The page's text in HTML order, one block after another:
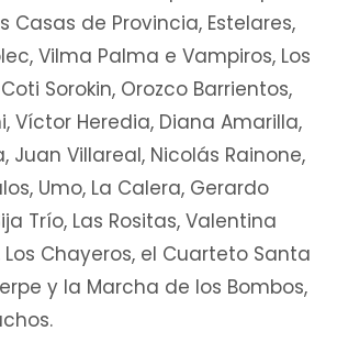
Casas de Provincia, Estelares,
Vilma Palma e Vampiros, Los
Sorokin, Orozco Barrientos,
Víctor Heredia, Diana Amarilla,
Juan Villareal, Nicolás Rainone,
Umo, La Calera, Gerardo
Trío, Las Rositas, Valentina
Los Chayeros, el Cuarteto Santa
y la Marcha de los Bombos,